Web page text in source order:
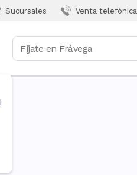
Sucursales Venta telefónica